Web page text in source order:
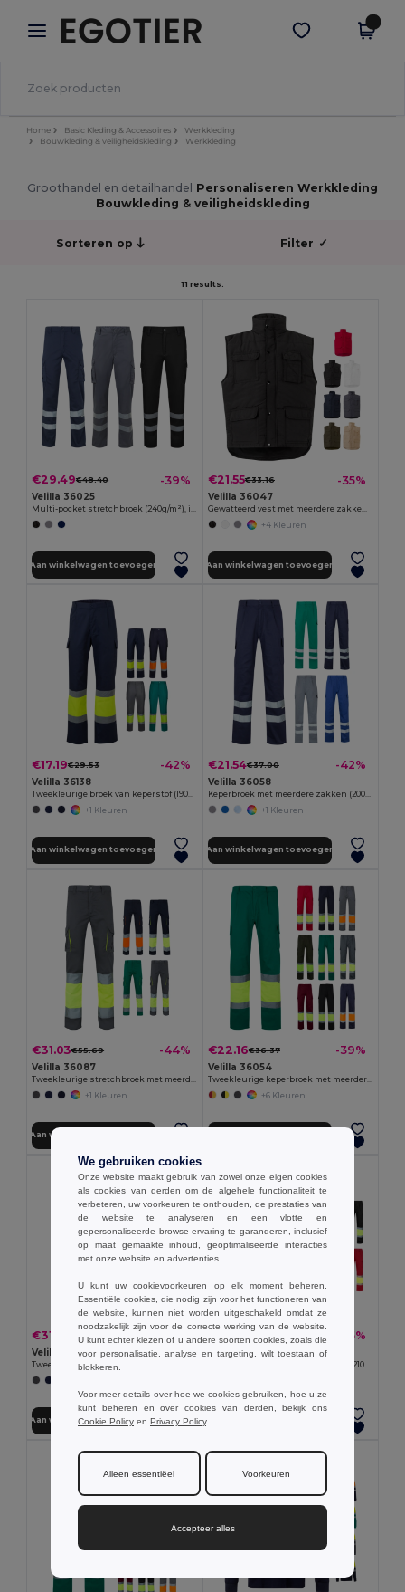
× Egotier-app
Betere prijzen in de app!
Download app
Home Basic Kleding & Accessoires
Werkkleding
Bouwkleding & veiligheidskleding
Werkkleding
Groothandel en detailhandel Personaliseren Werkkleding
Bouwkleding & veiligheidskleding
Sorteren op Filter ✓
11 results.
€29.49€48.40 -39%
Velilla 36025
Multi-pocket stretchbroek (240g/m²), in katoen (46%), EME (38%) en polyester (16%)
Aan winkelwagen toevoegen
€21.55€33.16 -35%
Velilla 36047
Gewatteerd vest met meerdere zakken (220g/m²) van polyester (100%)
+4 Kleuren
Aan winkelwagen toevoegen
€17.19€29.53 -42%
Velilla 36138
+1 Kleuren
Aan winkelwagen toevoegen
€21.54€37.00 -42%
Velilla 36058
+1 Kleuren
Aan winkelwagen toevoegen
€31.03€55.69 -44%
Velilla 36087
+1 Kleuren
Aan winkelwagen toevoegen
€22.16€36.37 -39%
Velilla 36054
+6 Kleuren
€31.03 €53.31 -42%
Velilla 36021
Aan winkelwagen toevoegen
€27.59 €42.44 -35%
Velilla 36052
Aan winkelwagen toevoegen
We gebruiken cookies
Onze website maakt gebruik van zowel onze eigen cookies
als cookies van derden om de algehele functionaliteit te
verbeteren, uw voorkeuren te onthouden, de prestaties van
de website te analyseren en een vlotte en
gepersonaliseerde browse-ervaring te garanderen, inclusief
op maat gemaakte inhoud, geoptimaliseerde interacties
met onze website en advertenties.
U kunt uw cookievoorkeuren op elk moment beheren.
Essentiële cookies, die nodig zijn voor het functioneren van
de website, kunnen niet worden uitgeschakeld omdat ze
noodzakelijk zijn voor de correcte werking van de website.
U kunt echter kiezen of u andere soorten cookies, zoals die
voor personalisatie, analyse en targeting, wilt toestaan of
blokkeren.
Voor meer details over hoe we cookies gebruiken, hoe u ze
kunt beheren en over cookies van derden, bekijk ons
Cookie Policy en Privacy Policy.
Alleen essentiëel Voorkeuren
Accepteer alles